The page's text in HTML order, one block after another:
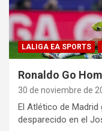
LALIGA EA SPORTS
Ronaldo Go
30 de noviembre de
El Atlético de Madrid
desparecido en el